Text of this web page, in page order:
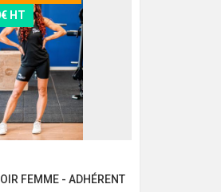
HT
FEMME - ADHÉRENT